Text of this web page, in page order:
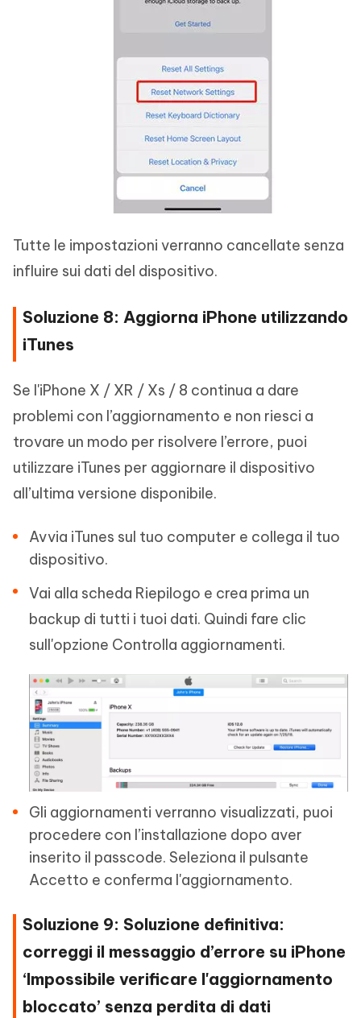
Tutte le impostazioni verranno cancellate senza
influire sui dati del dispositivo.
Soluzione 8: Aggiorna iPhone utilizzando
iTunes
Se l'iPhone X / XR / Xs / 8 continua a dare
problemi con l’aggiornamento e non riesci a
trovare un modo per risolvere l’errore, puoi
utilizzare iTunes per aggiornare il dispositivo
all’ultima versione disponibile.
Avvia iTunes sul tuo computer e collega il tuo
dispositivo.
Vai alla scheda Riepilogo e crea prima un
backup di tutti i tuoi dati. Quindi fare clic
sull'opzione Controlla aggiornamenti.
Gli aggiornamenti verranno visualizzati, puoi
procedere con l’installazione dopo aver
inserito il passcode. Seleziona il pulsante
Accetto e conferma l'aggiornamento.
Soluzione 9: Soluzione definitiva:
correggi il messaggio d’errore su iPhone
‘Impossibile verificare l'aggiornamento
bloccato’ senza perdita di dati